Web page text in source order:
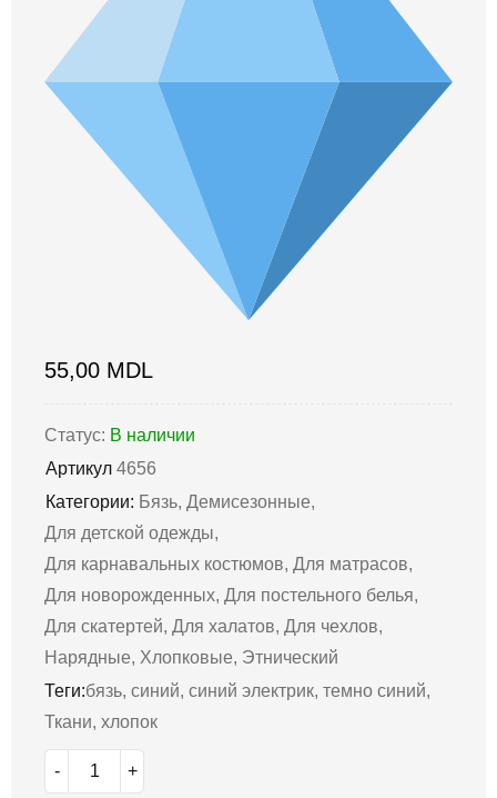
55,00 MDL
Статус: В наличии
Артикул 4656
Категории: Бязь, Демисезонные,
Для детской одежды,
Для карнавальных костюмов, Для матрасов,
Для новорожденных, Для постельного белья,
Для скатертей, Для халатов, Для чехлов,
Нарядные, Хлопковые, Этнический
Теги:бязь, синий, синий электрик, темно синий,
Ткани, хлопок